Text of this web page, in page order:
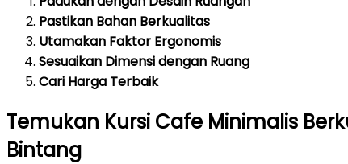
Pastikan Bahan Berkualitas
Utamakan Faktor Ergonomis
Sesuaikan Dimensi dengan Ruang
Cari Harga Terbaik
Temukan Kursi Cafe Minimalis
Bintang